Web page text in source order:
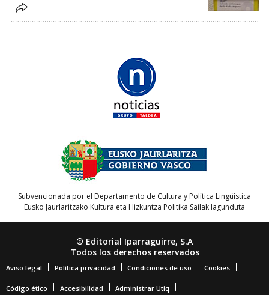
Subvencionada por el Departamento de Cultura y Política Lingüística
Eusko Jaurlaritzako Kultura eta Hizkuntza Politika Sailak lagunduta
© Editorial Iparraguirre, S.A
Todos los derechos reservados
Aviso legal Política privacidad Condiciones de uso Cookies
Código ético Accesibilidad Administrar Utiq